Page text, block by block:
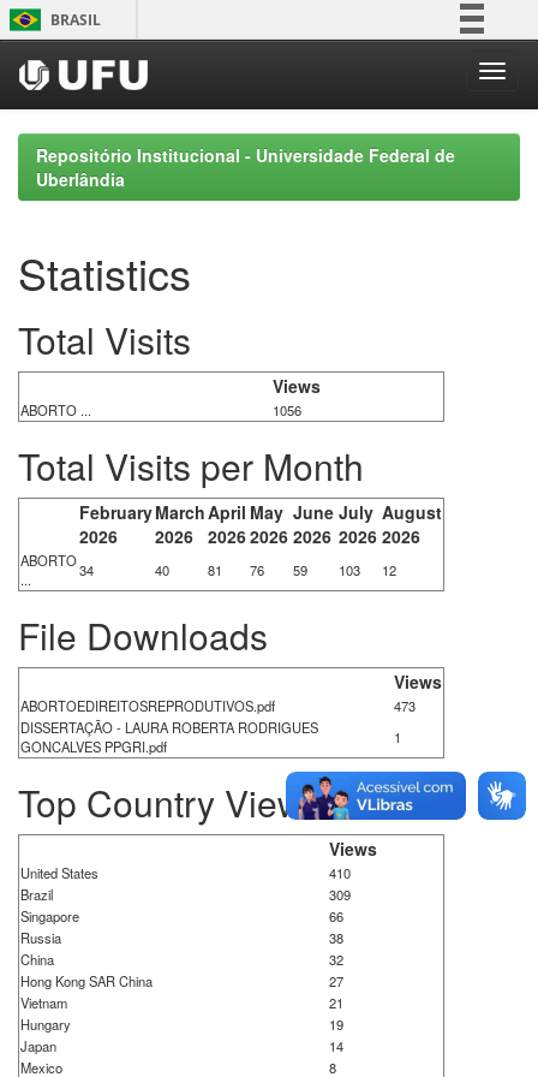
Skip
navigation
BRASIL
Participe
Acesso à informação
Legislação
Repositório Institucional - Universidade Federal de
Uberlândia
Statistics
Total Visits
Views
ABORTO ... 1056
Total Visits per Month
February
2026
March
2026
April
2026
May
2026
June
2026
July
2026
August
2026
ABORTO
...
34 40 81 76 59 103 12
File Downloads
Views
ABORTOEDIREITOSREPRODUTIVOS.pdf
473
DISSERTAÇÃO - LAURA ROBERTA RODRIGUES
GONCALVES PPGRI.pdf
1
Top Country Views
Views
United States
410
Brazil
309
Singapore
66
Russia
38
China
32
Hong Kong SAR China
27
Vietnam
21
Hungary
19
Japan
14
Mexico
8